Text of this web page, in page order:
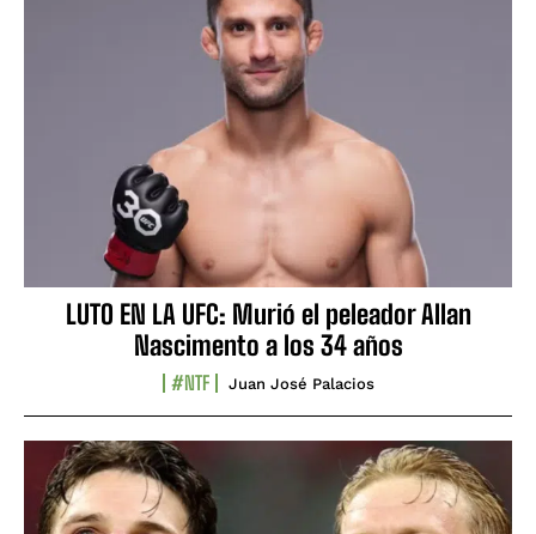
LUTO EN LA UFC: Murió el peleador Allan
Nascimento a los 34 años
#NTF Juan José Palacios